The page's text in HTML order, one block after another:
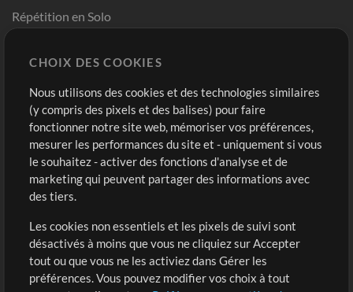
Répétition en Solo
Modèles ProPresenter
Sons
Boutique
Acheter des crédits
Contenu gratuit
Extras
Sessions
Compte
Connexion
S'inscrire
CHOIX DES COOKIES
Nous utilisons des cookies et des technologies similaires
(y compris des pixels et des balises) pour faire
fonctionner notre site web, mémoriser vos préférences,
mesurer les performances du site et - uniquement si vous
le souhaitez - activer des fonctions d'analyse et de
marketing qui peuvent partager des informations avec
des tiers.
Les cookies non essentiels et les pixels de suivi sont
désactivés à moins que vous ne cliquiez sur Accepter
tout ou que vous ne les activiez dans Gérer les
préférences. Vous pouvez modifier vos choix à tout